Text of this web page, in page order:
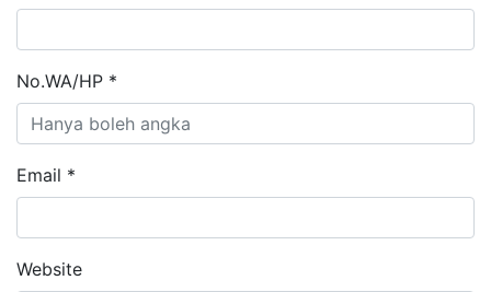
No.WA/HP *
Email *
Website